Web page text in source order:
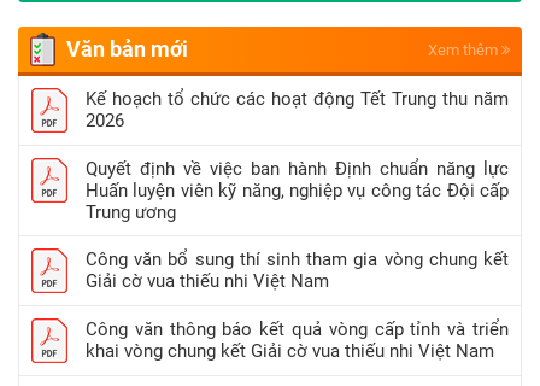
Văn bản mới Xem thêm
Kế hoạch tổ chức các hoạt động Tết Trung thu năm
2026
Quyết định về việc ban hành Định chuẩn năng lực
Huấn luyện viên kỹ năng, nghiệp vụ công tác Đội cấp
Trung ương
Công văn bổ sung thí sinh tham gia vòng chung kết
Giải cờ vua thiếu nhi Việt Nam
Công văn thông báo kết quả vòng cấp tỉnh và triển
khai vòng chung kết Giải cờ vua thiếu nhi Việt Nam